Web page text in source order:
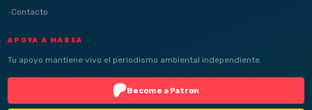
Contacto
APOYA A MAREA
Tu apoyo mantiene vivo el periodismo ambiental independiente.
Become a Patron